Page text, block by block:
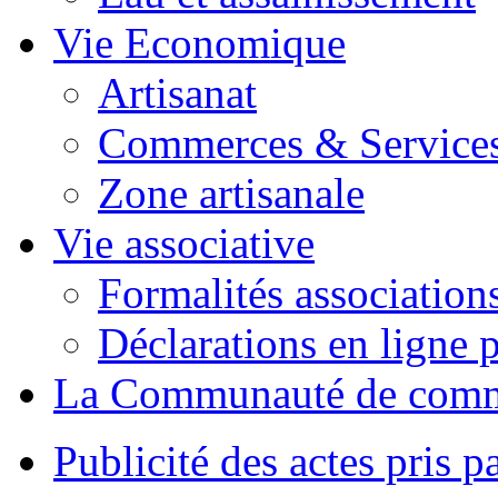
Vie Economique
Artisanat
Commerces &
Zone artisanale
Vie associative
Formalités
Déclarations en ligne
La Communauté de
Publicité des actes pris